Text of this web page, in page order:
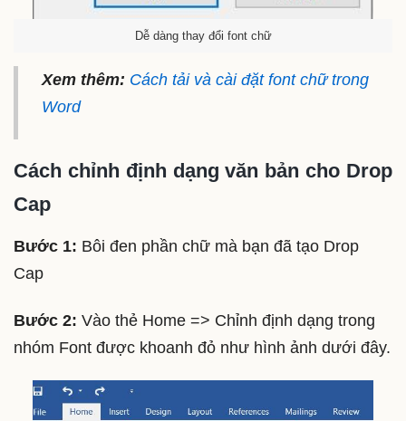
Dễ dàng thay đổi font chữ
Xem thêm: Cách tải và cài đặt font chữ trong
Word
Cách chỉnh định dạng văn bản cho Drop
Cap
Bước 1: Bôi đen phần chữ mà bạn đã tạo Drop
Cap
Bước 2: Vào thẻ Home => Chỉnh định dạng trong
nhóm Font được khoanh đỏ như hình ảnh dưới đây.